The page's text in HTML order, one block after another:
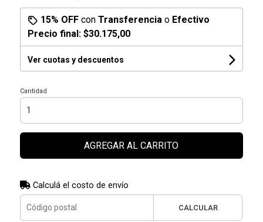
15% OFFcon Transferencia o Efectivo
Precio final: $30.175,00
Ver cuotas y descuentos
Cantidad
AGREGAR AL CARRITO
Calculá el costo de envío
CALCULAR